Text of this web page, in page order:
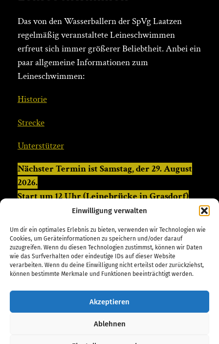
Einwilligung verwalten
Um dir ein optimales Erlebnis zu bieten, verwenden wir Technologien wie
Cookies, um Geräteinformationen zu speichern und/oder darauf
zuzugreifen. Wenn du diesen Technologien zustimmst, können wir Daten
wie das Surfverhalten oder eindeutige IDs auf dieser Website
verarbeiten. Wenn du deine Einwilligung nicht erteilst oder zurückziehst,
können bestimmte Merkmale und Funktionen beeinträchtigt werden.
Akzeptieren
Ablehnen
Das von den Wasserballern der SpVg Laatzen
regelmäßig veranstaltete Leineschwimmen
erfreut sich immer größerer Beliebtheit. Anbei ein
paar allgemeine Informationen zum
Leineschwimmen:
Historie
Strecke
Unterstützer
Nächster Termin ist Samstag, der 29. August
2026.
Start um 12 Uhr (Leinebrücke in Grasdorf)
Anmeldungen ab 11 Uhr vor Ort (Höhe altes
Feuerwehrhaus / Ohestraße)
(sofern der Termin bereits verstrichen ist, werden die
Daten angepasst, sobald der nächste Termin mit allen
Beteiligten abgestimmt ist)
Aktuelle Ankündigungen und nähere Infos zur
aktuellen Veranstaltung sind über denBlogzu